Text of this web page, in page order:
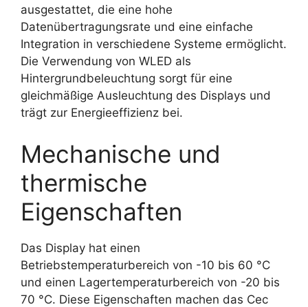
ausgestattet, die eine hohe
Datenübertragungsrate und eine einfache
Integration in verschiedene Systeme ermöglicht.
Die Verwendung von WLED als
Hintergrundbeleuchtung sorgt für eine
gleichmäßige Ausleuchtung des Displays und
trägt zur Energieeffizienz bei.
Mechanische und
thermische
Eigenschaften
Das Display hat einen
Betriebstemperaturbereich von -10 bis 60 °C
und einen Lagertemperaturbereich von -20 bis
70 °C. Diese Eigenschaften machen das Cec